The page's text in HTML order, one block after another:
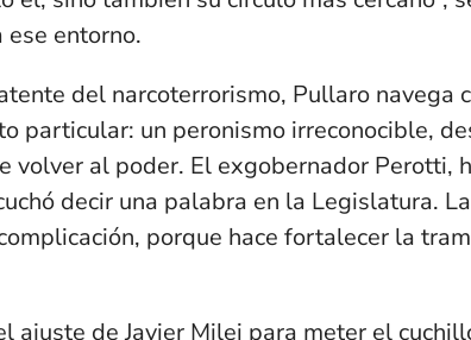
entorno.
del narcoterrorismo, Pullaro navega
particular: un peronismo irreconocible,
volver al poder. El exgobernador Perotti,
decir una palabra en la Legislatura.
porque hace fortalecer la
ajuste de Javier Milei para meter el